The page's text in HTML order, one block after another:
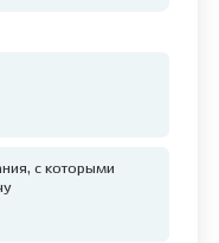
с которыми